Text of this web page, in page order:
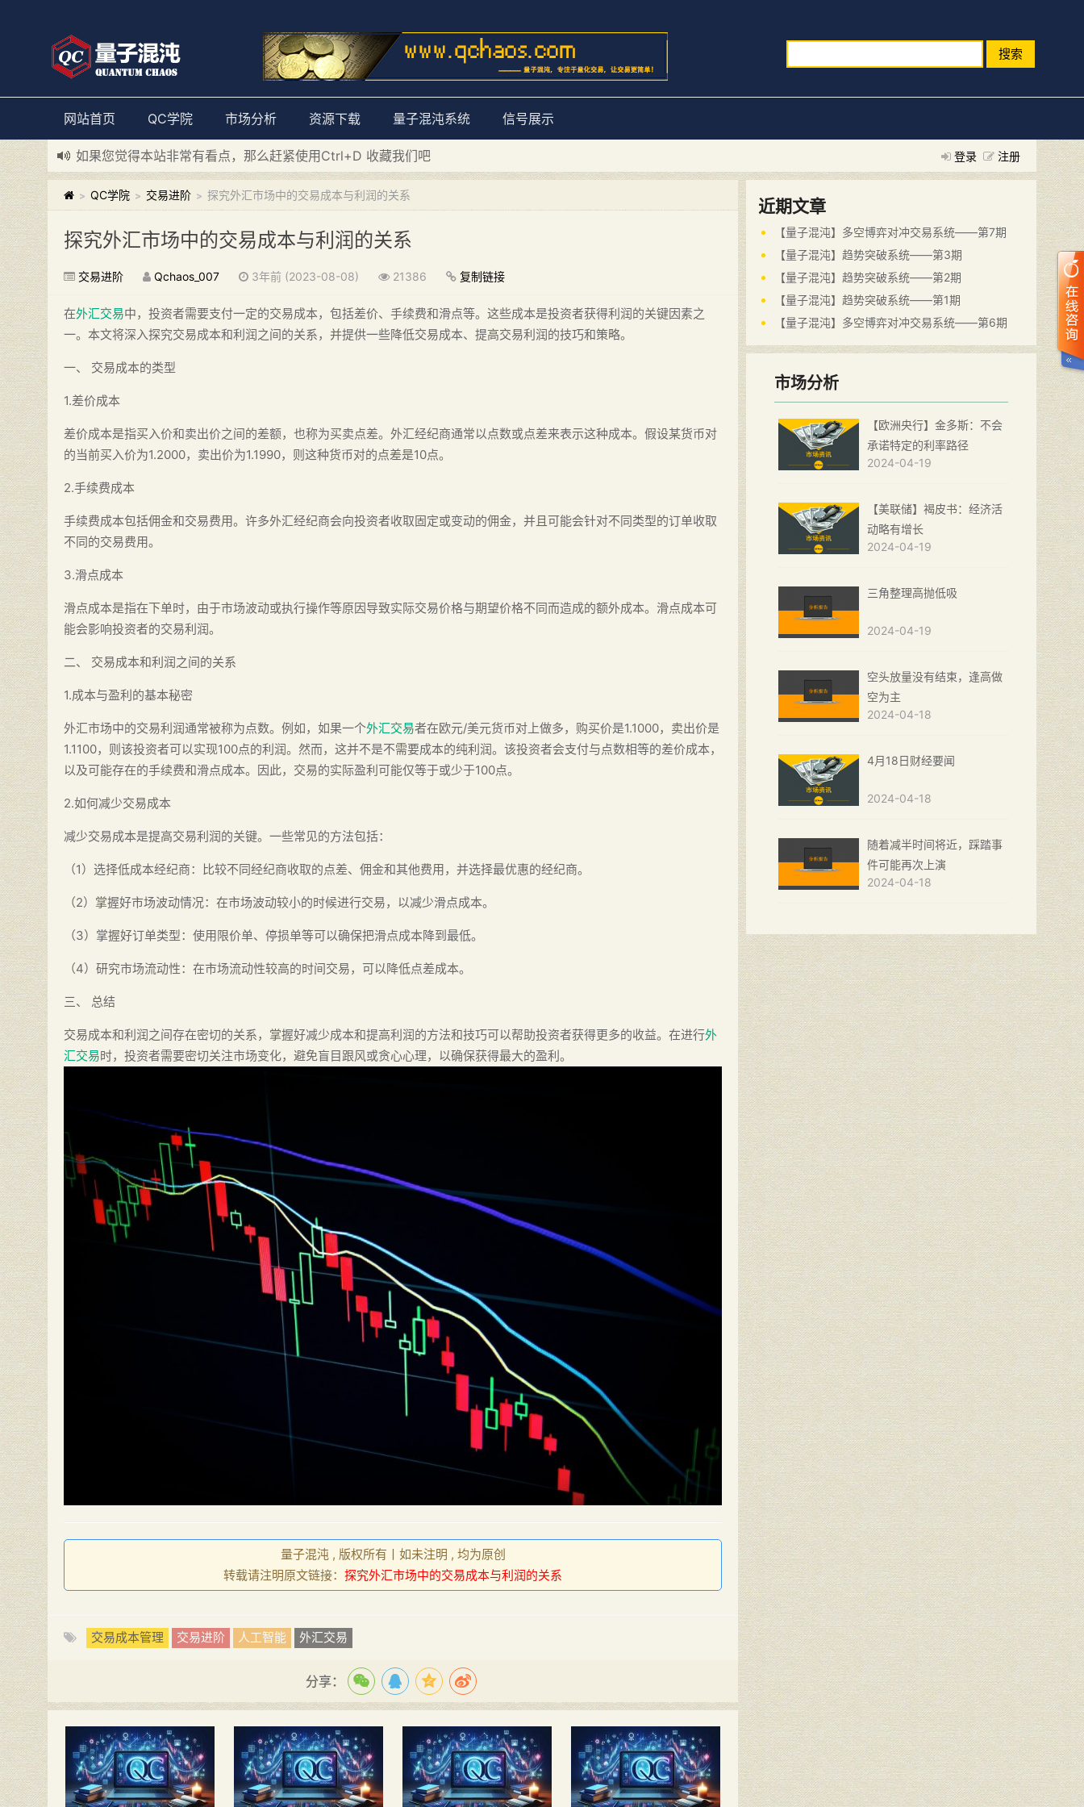
搜索
网站首页 QC学院 市场分析 资源下载 量子混沌系统 信号展示
登录 注册
如果您觉得本站非常有看点，那么赶紧使用Ctrl+D 收藏我们吧
新添加量子混沌系统板块，欢迎大家访问！---“量子混沌系统”
> QC学院 > 交易进阶 > 探究外汇市场中的交易成本与利润的关系
探究外汇市场中的交易成本与利润的关系
交易进阶 Qchaos_007 3年前 (2023-08-08) 21386 复制链接
在外汇交易中，投资者需要支付一定的交易成本，包括差价、手续费和滑点等。这些成本是投资者获得利润的关键因素之
一。本文将深入探究交易成本和利润之间的关系，并提供一些降低交易成本、提高交易利润的技巧和策略。
一、 交易成本的类型
1.差价成本
差价成本是指买入价和卖出价之间的差额，也称为买卖点差。外汇经纪商通常以点数或点差来表示这种成本。假设某货币对
的当前买入价为1.2000，卖出价为1.1990，则这种货币对的点差是10点。
2.手续费成本
手续费成本包括佣金和交易费用。许多外汇经纪商会向投资者收取固定或变动的佣金，并且可能会针对不同类型的订单收取
不同的交易费用。
3.滑点成本
滑点成本是指在下单时，由于市场波动或执行操作等原因导致实际交易价格与期望价格不同而造成的额外成本。滑点成本可
能会影响投资者的交易利润。
二、 交易成本和利润之间的关系
1.成本与盈利的基本秘密
外汇市场中的交易利润通常被称为点数。例如，如果一个外汇交易者在欧元/美元货币对上做多，购买价是1.1000，卖出价是
1.1100，则该投资者可以实现100点的利润。然而，这并不是不需要成本的纯利润。该投资者会支付与点数相等的差价成本，
以及可能存在的手续费和滑点成本。因此，交易的实际盈利可能仅等于或少于100点。
2.如何减少交易成本
减少交易成本是提高交易利润的关键。一些常见的方法包括：
（1）选择低成本经纪商：比较不同经纪商收取的点差、佣金和其他费用，并选择最优惠的经纪商。
（2）掌握好市场波动情况：在市场波动较小的时候进行交易，以减少滑点成本。
（3）掌握好订单类型：使用限价单、停损单等可以确保把滑点成本降到最低。
（4）研究市场流动性：在市场流动性较高的时间交易，可以降低点差成本。
三、 总结
交易成本和利润之间存在密切的关系，掌握好减少成本和提高利润的方法和技巧可以帮助投资者获得更多的收益。在进行外
汇交易时，投资者需要密切关注市场变化，避免盲目跟风或贪心心理，以确保获得最大的盈利。
量子混沌 , 版权所有丨如未注明 , 均为原创
转载请注明原文链接： 探究外汇市场中的交易成本与利润的关系
交易成本管理 交易进阶 人工智能 外汇交易
分享：
近期文章
【量子混沌】多空博弈对冲交易系统——第7期
【量子混沌】趋势突破系统——第3期
【量子混沌】趋势突破系统——第2期
【量子混沌】趋势突破系统——第1期
【量子混沌】多空博弈对冲交易系统——第6期
市场分析
【欧洲央行】金多斯：不会
承诺特定的利率路径
2024-04-19
【美联储】褐皮书：经济活
动略有增长
2024-04-19
三角整理高抛低吸
2024-04-19
空头放量没有结束，逢高做
空为主
2024-04-18
4月18日财经要闻
2024-04-18
随着减半时间将近，踩踏事
件可能再次上演
2024-04-18